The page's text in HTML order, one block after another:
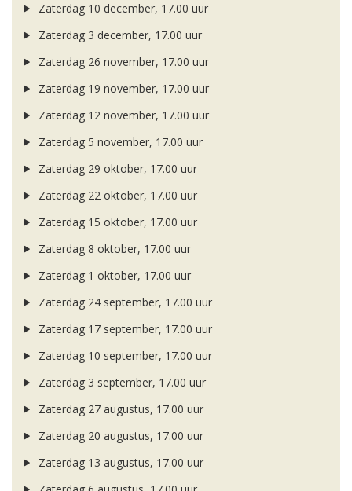
Zaterdag 10 december, 17.00 uur
Zaterdag 3 december, 17.00 uur
Zaterdag 26 november, 17.00 uur
Zaterdag 19 november, 17.00 uur
Zaterdag 12 november, 17.00 uur
Zaterdag 5 november, 17.00 uur
Zaterdag 29 oktober, 17.00 uur
Zaterdag 22 oktober, 17.00 uur
Zaterdag 15 oktober, 17.00 uur
Zaterdag 8 oktober, 17.00 uur
Zaterdag 1 oktober, 17.00 uur
Zaterdag 24 september, 17.00 uur
Zaterdag 17 september, 17.00 uur
Zaterdag 10 september, 17.00 uur
Zaterdag 3 september, 17.00 uur
Zaterdag 27 augustus, 17.00 uur
Zaterdag 20 augustus, 17.00 uur
Zaterdag 13 augustus, 17.00 uur